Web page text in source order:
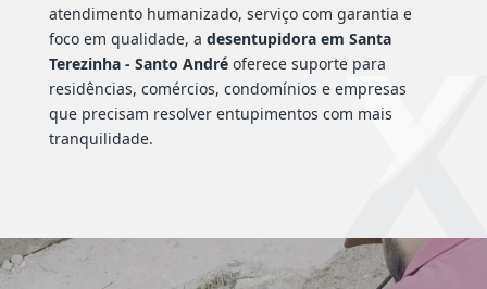
atendimento humanizado, serviço com garantia e
foco em qualidade, a desentupidora em Santa
Terezinha - Santo Andréoferece suporte para
residências, comércios, condomínios e empresas
que precisam resolver entupimentos com mais
tranquilidade.